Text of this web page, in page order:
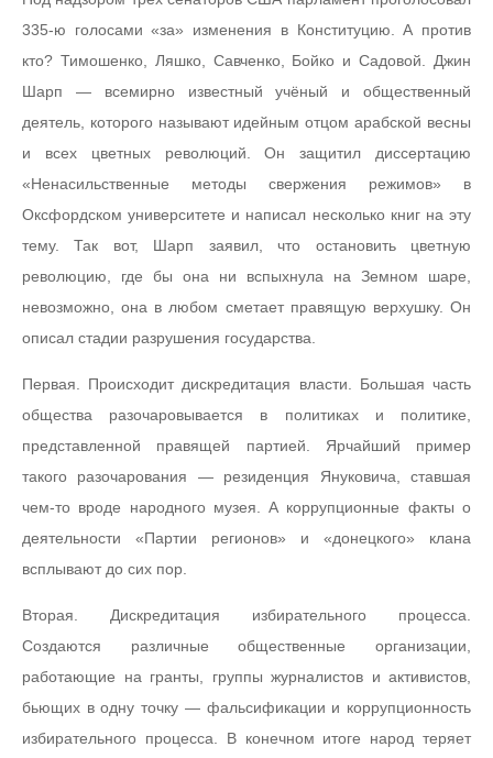
335-ю голосами «за» изменения в Конституцию. А против
кто? Тимошенко, Ляшко, Савченко, Бойко и Садовой. Джин
Шарп — всемирно известный учёный и общественный
деятель, которого называют идейным отцом арабской весны
и всех цветных революций. Он защитил диссертацию
«Ненасильственные методы свержения режимов» в
Оксфордском университете и написал несколько книг на эту
тему. Так вот, Шарп заявил, что остановить цветную
революцию, где бы она ни вспыхнула на Земном шаре,
невозможно, она в любом сметает правящую верхушку. Он
описал стадии разрушения государства.
Первая. Происходит дискредитация власти. Большая часть
общества разочаровывается в политиках и политике,
представленной правящей партией. Ярчайший пример
такого разочарования — резиденция Януковича, ставшая
чем-то вроде народного музея. А коррупционные факты о
деятельности «Партии регионов» и «донецкого» клана
всплывают до сих пор.
Вторая. Дискредитация избирательного процесса.
Создаются различные общественные организации,
работающие на гранты, группы журналистов и активистов,
бьющих в одну точку — фальсификации и коррупционность
избирательного процесса. В конечном итоге народ теряет